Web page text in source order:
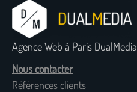
Agence Web à Paris DualMedia
Nous contacter
Références clients